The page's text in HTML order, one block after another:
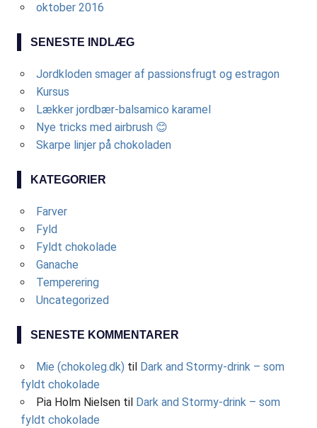
oktober 2016
SENESTE INDLÆG
Jordkloden smager af passionsfrugt og estragon
Kursus
Lækker jordbær-balsamico karamel
Nye tricks med airbrush 😊
Skarpe linjer på chokoladen
KATEGORIER
Farver
Fyld
Fyldt chokolade
Ganache
Temperering
Uncategorized
SENESTE KOMMENTARER
Mie (chokoleg.dk) til Dark and Stormy-drink – som
fyldt chokolade
Pia Holm Nielsentil Dark and Stormy-drink – som
fyldt chokolade